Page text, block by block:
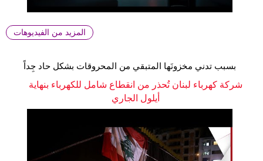
المزيد من الفيديوهات
بسبب تدني مخزونَها المتبقي من المحروقات بشكل حاد جِداً
شركة كهرباء لبنان تُحذر من انقطاع شامل للكهرباء بنهاية
أيلول الجاري